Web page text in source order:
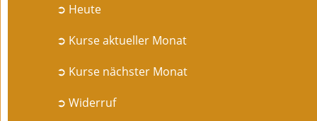
➲ Heute
➲ Kurse aktueller Monat
➲ Kurse nächster Monat
➲ Widerruf